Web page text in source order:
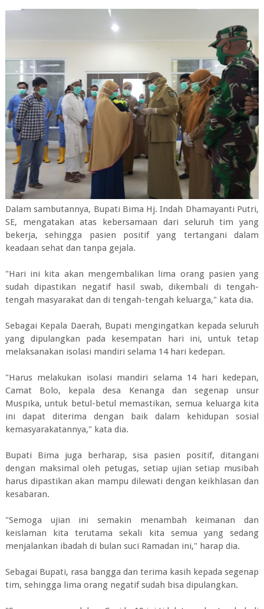
Dalam sambutannya, Bupati Bima Hj. Indah Dhamayanti Putri,
SE, mengatakan atas kebersamaan dari seluruh tim yang
bekerja, sehingga pasien positif yang tertangani dalam
keadaan sehat dan tanpa gejala.
"Hari ini kita akan mengembalikan lima orang pasien yang
sudah dipastikan negatif hasil swab, dikembali di tengah-
tengah masyarakat dan di tengah-tengah keluarga," kata dia.
Sebagai Kepala Daerah, Bupati mengingatkan kepada seluruh
yang dipulangkan pada kesempatan hari ini, untuk tetap
melaksanakan isolasi mandiri selama 14 hari kedepan.
"Harus melakukan isolasi mandiri selama 14 hari kedepan,
Camat Bolo, kepala desa Kenanga dan segenap unsur
Muspika, untuk betul-betul memastikan, semua keluarga kita
ini dapat diterima dengan baik dalam kehidupan sosial
kemasyarakatannya," kata dia.
Bupati Bima juga berharap, sisa pasien positif, ditangani
dengan maksimal oleh petugas, setiap ujian setiap musibah
harus dipastikan akan mampu dilewati dengan keikhlasan dan
kesabaran.
"Semoga ujian ini semakin menambah keimanan dan
keislaman kita terutama sekali kita semua yang sedang
menjalankan ibadah di bulan suci Ramadan ini," harap dia.
Sebagai Bupati, rasa bangga dan terima kasih kepada segenap
tim, sehingga lima orang negatif sudah bisa dipulangkan.